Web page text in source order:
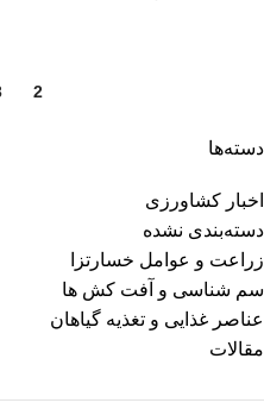
2
دسته‌ها
اخبار کشاورزی
دسته‌بندی نشده
زراعت و عوامل خسارتزا
سم شناسی و آفت کش ها
عناصر غذایی و تغذیه گیاهان
مقالات